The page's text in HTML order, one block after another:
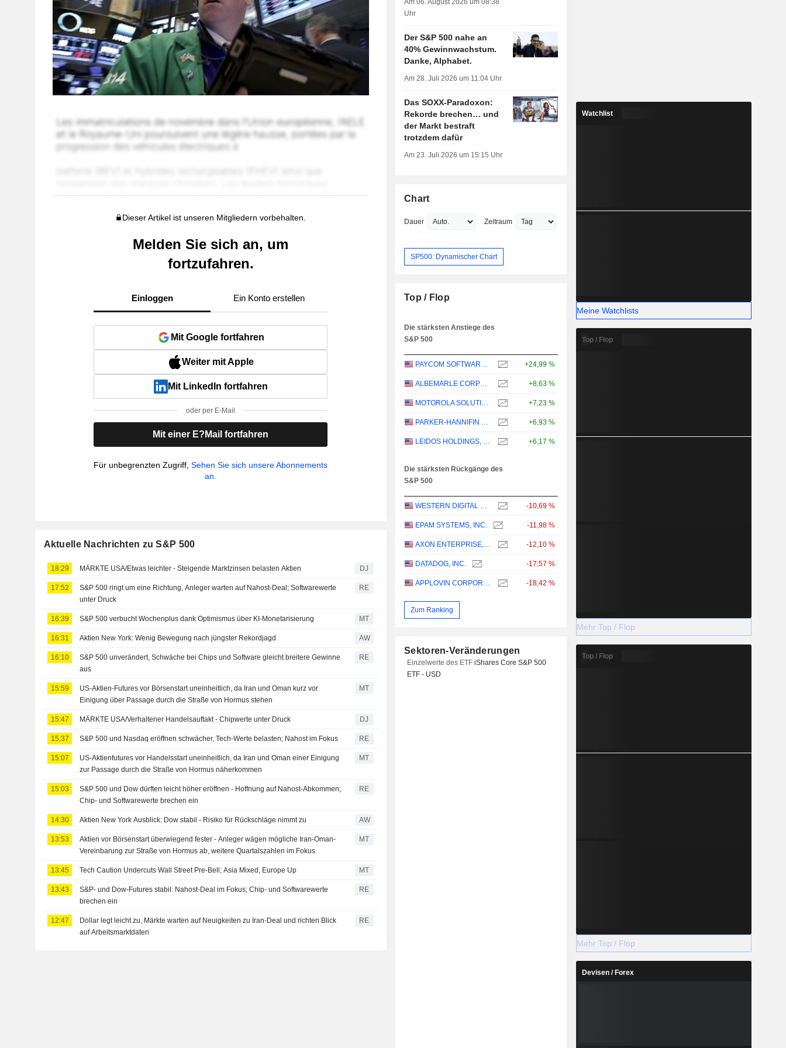
Dieser Artikel ist unseren Mitgliedern vorbehalten.
Melden Sie sich an, um
fortzufahren.
Einloggen Ein Konto erstellen
Mit Google fortfahren
Weiter mit Apple
Mit LinkedIn fortfahren
oder per E-Mail
Mit einer E?Mail fortfahren
Für unbegrenzten Zugriff,Sehen Sie sich unsere Abonnements
an.
Aktuelle Nachrichten zu S&P 500
18:29 MÄRKTE USA/Etwas leichter - Steigende Marktzinsen belasten Aktien DJ
17:52
S&P 500 ringt um eine Richtung, Anleger warten auf Nahost-Deal; Softwarewerte
unter Druck
RE
16:39 S&P 500 verbucht Wochenplus dank Optimismus über KI-Monetarisierung MT
16:31 Aktien New York: Wenig Bewegung nach jüngster Rekordjagd AW
16:10
S&P 500 unverändert, Schwäche bei Chips und Software gleicht breitere Gewinne
aus
RE
15:59
US-Aktien-Futures vor Börsenstart uneinheitlich, da Iran und Oman kurz vor
Einigung über Passage durch die Straße von Hormus stehen
MT
15:47 MÄRKTE USA/Verhaltener Handelsauftakt - Chipwerte unter Druck DJ
15:37 S&P 500 und Nasdaq eröffnen schwächer, Tech-Werte belasten; Nahost im Fokus RE
15:07
US-Aktienfutures vor Handelsstart uneinheitlich, da Iran und Oman einer Einigung
zur Passage durch die Straße von Hormus näherkommen
MT
15:03
S&P 500 und Dow dürften leicht höher eröffnen - Hoffnung auf Nahost-Abkommen;
Chip- und Softwarewerte brechen ein
RE
14:30 Aktien New York Ausblick: Dow stabil - Risiko für Rückschläge nimmt zu AW
13:53
Aktien vor Börsenstart überwiegend fester - Anleger wägen mögliche Iran-Oman-
Vereinbarung zur Straße von Hormus ab, weitere Quartalszahlen im Fokus
MT
13:45 Tech Caution Undercuts Wall Street Pre-Bell; Asia Mixed, Europe Up MT
13:43
S&P- und Dow-Futures stabil: Nahost-Deal im Fokus; Chip- und Softwarewerte
brechen ein
RE
12:47
Dollar legt leicht zu, Märkte warten auf Neuigkeiten zu Iran-Deal und richten Blick
auf Arbeitsmarktdaten
RE
Am 06. August 2026 um 08:38
Uhr
Der S&P 500 nahe an
40% Gewinnwachstum.
Danke, Alphabet.
Am 28. Juli 2026 um 11:04 Uhr
Das SOXX-Paradoxon:
Rekorde brechen… und
der Markt bestraft
trotzdem dafür
Am 23. Juli 2026 um 15:15 Uhr
Chart
Dauer Zeitraum
SP500: Dynamischer Chart
Top / Flop
Die stärksten Anstiege des
S&P 500
PAYCOM SOFTWARE, INC. +24,99 %
ALBEMARLE CORPORATION +8,63 %
MOTOROLA SOLUTIONS, INC. +7,23 %
PARKER-HANNIFIN CORPORATION +6,93 %
LEIDOS HOLDINGS, INC. +6,17 %
Die stärksten Rückgänge des
S&P 500
WESTERN DIGITAL CORPORATION -10,69 %
EPAM SYSTEMS, INC. -11,98 %
AXON ENTERPRISE, INC. -12,10 %
DATADOG, INC. -17,57 %
APPLOVIN CORPORATION -18,42 %
Zum Ranking
Sektoren-Veränderungen
Einzelwerte des ETFiShares Core S&P 500
ETF - USD
Watchlist
Meine Watchlists
Top / Flop
Mehr Top / Flop
Top / Flop
Mehr Top / Flop
Devisen / Forex